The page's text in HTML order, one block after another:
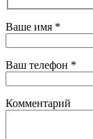
Ваше имя *
Ваш телефон *
Комментарий